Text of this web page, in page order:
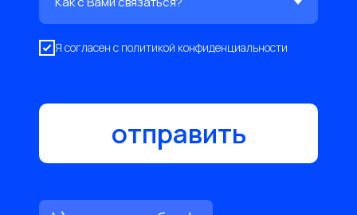
Я согласен с политикой конфиденциальности
отправить